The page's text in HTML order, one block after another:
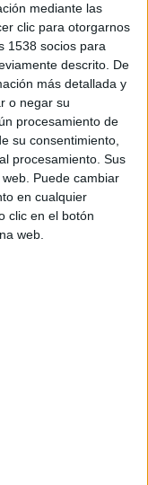
mediante las
clic para otorgarnos
1538 socios para
descrito. De
más detallada y
o negar su
procesamiento de
su consentimiento,
procesamiento. Sus
Puede cambiar
en cualquier
clic en el botón
web.
Carlos Boyer y
Elvis Santos
PR & head of
Rojo